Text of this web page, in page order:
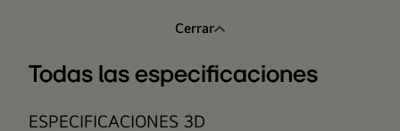
Cerrar
Todas las especificaciones
ESPECIFICACIONES 3D